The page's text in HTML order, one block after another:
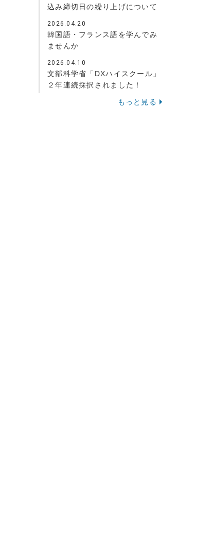
込み締切日の繰り上げについて
2026.04.20
韓国語・フランス語を学んでみ
ませんか
2026.04.10
文部科学省「DXハイスクール」
２年連続採択されました！
もっと見る